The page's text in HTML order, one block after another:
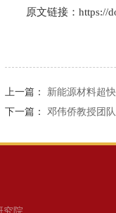
原文链接：https://
上一篇： 新能源材料超
下一篇： 邓伟侨教授团